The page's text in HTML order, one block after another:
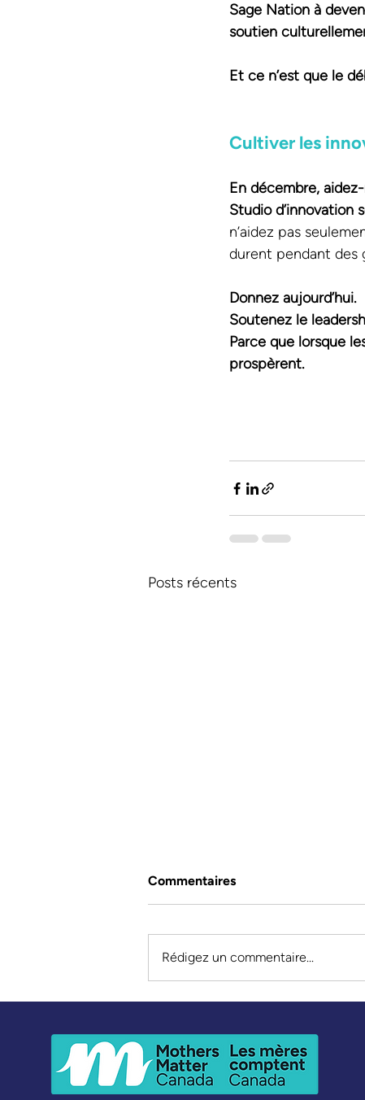
Sage Nation à
soutien
Et ce n’est que le
Cultiver les
En décembre,
Studio d’innovation
n’aidez pas
durent pendant des
Donnez aujourd’hui.
Soutenez le
Parce que lorsque
prospèrent.
Posts récents
Fatema
Commentaires
Rédigez un commentaire...